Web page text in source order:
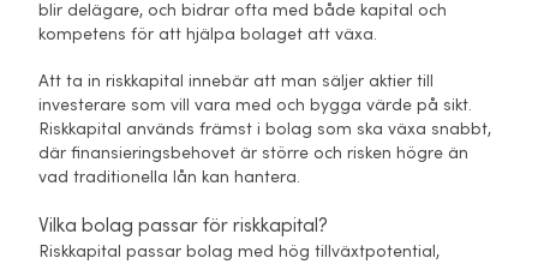
blir delägare, och bidrar ofta med både kapital och
kompetens för att hjälpa bolaget att växa.
Att ta in riskkapital innebär att man säljer aktier till
investerare som vill vara med och bygga värde på sikt.
Riskkapital används främst i bolag som ska växa snabbt,
där finansieringsbehovet är större och risken högre än
vad traditionella lån kan hantera.
Vilka bolag passar för riskkapital?
Riskkapital passar bolag med hög tillväxtpotential,